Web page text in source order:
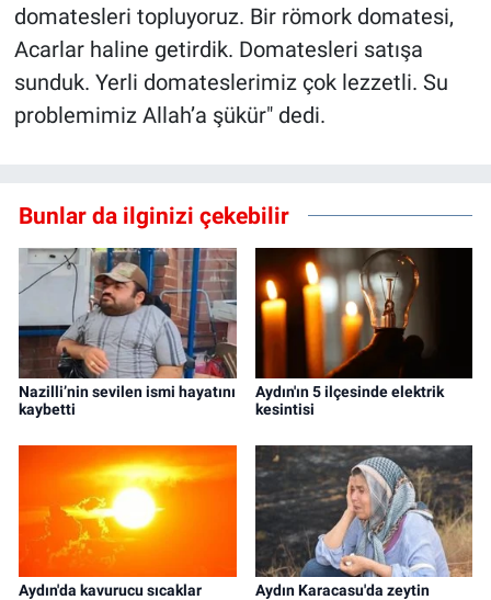
domatesleri topluyoruz. Bir römork domatesi,
Acarlar haline getirdik. Domatesleri satışa
sunduk. Yerli domateslerimiz çok lezzetli. Su
problemimiz Allah’a şükür" dedi.
Bunlar da ilginizi çekebilir
Nazilli’nin sevilen ismi hayatını
kaybetti
Aydın'ın 5 ilçesinde elektrik
kesintisi
Aydın'da kavurucu sıcaklar
Aydın Karacasu'da zeytin